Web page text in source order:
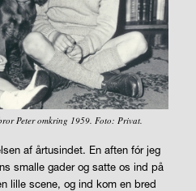
Peter omkring 1959. Foto: Privat.
af årtusindet. En aften fór jeg
smalle gader og satte os ind på
lille scene, og ind kom en bred